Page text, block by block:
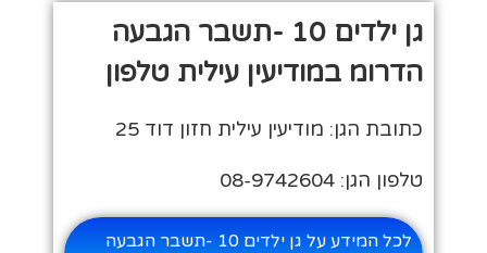
גן ילדים 10 -תשבר הגבעה
הדרומ במודיעין עילית טלפון
כתובת הגן: מודיעין עילית חזון דוד 25
טלפון הגן: 08-9742604
לכל המידע על גן ילדים 10 -תשבר הגבעה